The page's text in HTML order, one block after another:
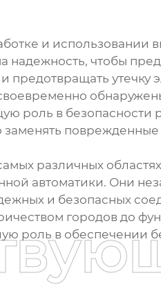
и
надежность, чтобы
предотвращать
роль в
различных
автоматики. Они
и безопасных
городов до
роль в обеспечении